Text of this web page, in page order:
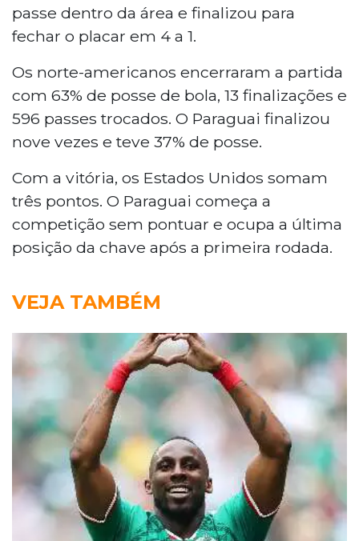
passe dentro da área e finalizou para
fechar o placar em 4 a 1.
Os norte-americanos encerraram a partida
com 63% de posse de bola, 13 finalizações e
596 passes trocados. O Paraguai finalizou
nove vezes e teve 37% de posse.
Com a vitória, os Estados Unidos somam
três pontos. O Paraguai começa a
competição sem pontuar e ocupa a última
posição da chave após a primeira rodada.
VEJA TAMBÉM